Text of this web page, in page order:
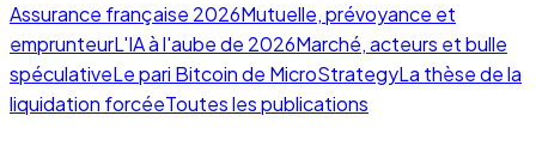
Assurance française 2026Mutuelle, prévoyance et
emprunteurL'IA à l'aube de 2026Marché, acteurs et bulle
spéculativeLe pari Bitcoin de MicroStrategyLa thèse de la
liquidation forcéeToutes les publications